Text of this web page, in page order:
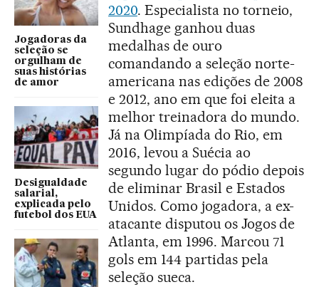
Jogadoras da
seleção se
orgulham de
suas histórias
de amor
Desigualdade
salarial,
explicada pelo
futebol dos EUA
2020. Especialista no torneio,
Sundhage ganhou duas
medalhas de ouro
comandando a seleção norte-
americana nas edições de 2008
e 2012, ano em que foi eleita a
melhor treinadora do mundo.
Já na Olimpíada do Rio, em
2016, levou a Suécia ao
segundo lugar do pódio depois
de eliminar Brasil e Estados
Unidos. Como jogadora, a ex-
atacante disputou os Jogos de
Atlanta, em 1996. Marcou 71
gols em 144 partidas pela
seleção sueca.